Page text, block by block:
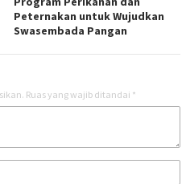
Peternakan untuk Wujudkan
Swasembada Pangan
Ruas yang wajib ditandai *